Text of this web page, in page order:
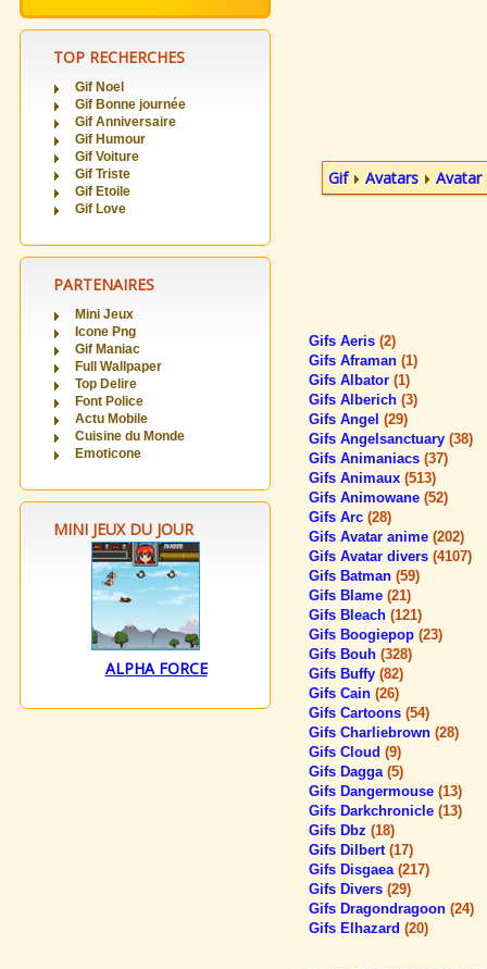
TOP RECHERCHES
Gif Noel
Gif Bonne journée
Gif Anniversaire
Gif Humour
Gif Voiture
Gif Triste
Gif Etoile
Gif Love
PARTENAIRES
Mini Jeux
Icone Png
Gif Maniac
Full Wallpaper
Top Delire
Font Police
Actu Mobile
Cuisine du Monde
Emoticone
MINI JEUX DU JOUR
ALPHA FORCE
Gif Avatars Avatar
Gifs Aeris (2)
Gifs Aframan (1)
Gifs Albator (1)
Gifs Alberich (3)
Gifs Angel (29)
Gifs Angelsanctuary (38)
Gifs Animaniacs (37)
Gifs Animaux (513)
Gifs Animowane (52)
Gifs Arc (28)
Gifs Avatar anime (202)
Gifs Avatar divers (4107)
Gifs Batman (59)
Gifs Blame (21)
Gifs Bleach (121)
Gifs Boogiepop (23)
Gifs Bouh (328)
Gifs Buffy (82)
Gifs Cain (26)
Gifs Cartoons (54)
Gifs Charliebrown (28)
Gifs Cloud (9)
Gifs Dagga (5)
Gifs Dangermouse (13)
Gifs Darkchronicle (13)
Gifs Dbz (18)
Gifs Dilbert (17)
Gifs Disgaea (217)
Gifs Divers (29)
Gifs Dragondragoon (24)
Gifs Elhazard (20)